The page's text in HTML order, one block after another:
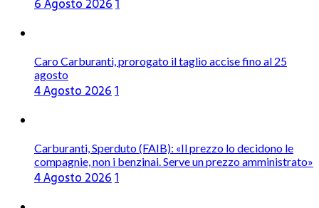
Caro Carburanti, prorogato il taglio accise fino al 25
agosto
4 Agosto 20261
Carburanti, Sperduto (FAIB): «Il prezzo lo decidono le
compagnie, non i benzinai. Serve un prezzo amministrato»
4 Agosto 20261